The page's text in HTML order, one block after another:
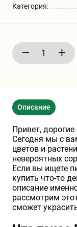
Бирючина
Плющ
Олеандр
Хвойные
Клематис
Глициния
Категория:
Описание
Привет,
Сегодня мы с
цветов и
невероятных
Если вы ищете
купить что-то
описание
рассмотрим
сможет